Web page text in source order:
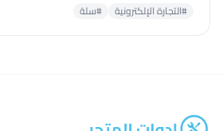
#التجارة الإلكترونية #سلة